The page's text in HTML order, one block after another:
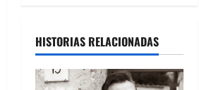
d
a
HISTORIAS RELACIONADAS